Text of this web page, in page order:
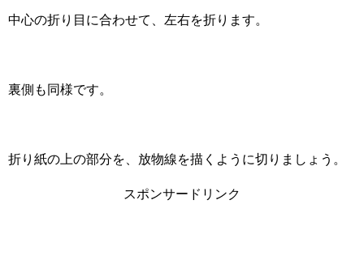
中心の折り目に合わせて、左右を折ります。
裏側も同様です。
折り紙の上の部分を、放物線を描くように切りましょう。
スポンサードリンク